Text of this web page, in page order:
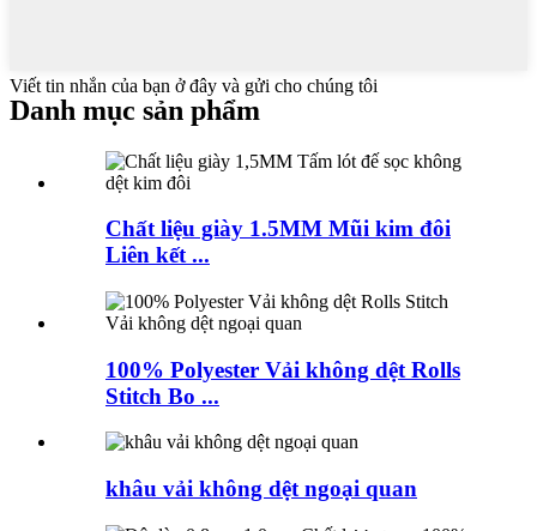
Viết tin nhắn của bạn ở đây và gửi cho chúng tôi
Danh mục sản phẩm
Chất liệu giày 1.5MM Mũi kim đôi
Liên kết ...
100% Polyester Vải không dệt Rolls
Stitch Bo ...
khâu vải không dệt ngoại quan